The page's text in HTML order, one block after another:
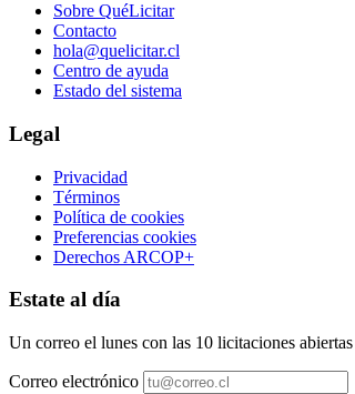
Sobre QuéLicitar
Contacto
hola@quelicitar.cl
Centro de ayuda
Estado del sistema
Legal
Privacidad
Términos
Política de cookies
Preferencias cookies
Derechos ARCOP+
Estate al día
Un correo el lunes con las 10 licitaciones
Correo electrónico